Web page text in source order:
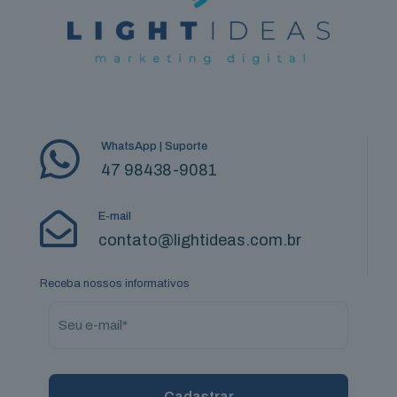
WhatsApp | Suporte
47 98438-9081
E-mail
contato@lightideas.com.br
Receba nossos informativos